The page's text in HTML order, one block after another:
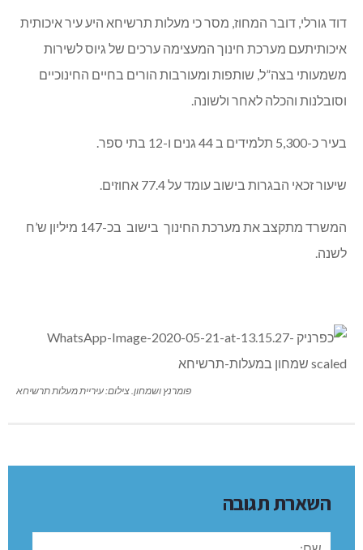
דוד גורלי, דובר המחוז, מסר כי מעלות תרשיחא היע עיר איכותית
איכותיתעם מערכת חינוך המעצימה ערכים של גיוס לשירות
משמעותי בצה”ל, שותפות ומעורבות הורים בחיים החינוכיים
וסובלנות והכלה לאחר ולשונה.
בעיר כ-5,300 תלמידים ב 44 גנים ו-12 בתי ספר.
שיעור זכאי הבגרות בישוב עומד על 77.4 אחוזים.
המשרד מתקצב את מערכת החינוך בישוב בכ-147 מיליון ש’ח
לשנה.
פומרנץ ושמחון. צילום: עיריית מעלות תרשיחא
השארת תגובה
שם: